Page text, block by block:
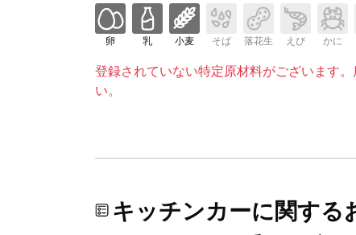
卵 乳 小麦 そば 落花生 えび かに
登録されていない特定原材料がございます
い。
キッチンカーに関する